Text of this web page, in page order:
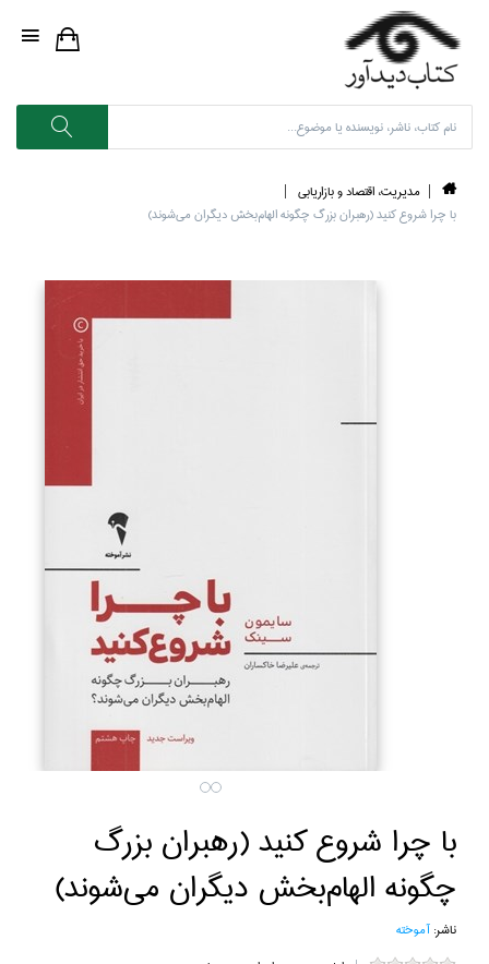
مديريت، اقتصاد و بازاريابي
با چرا شروع كنيد (رهبران بزرگ چگونه الهام‌بخش ديگران مي‌شوند)
با چرا شروع كنيد (رهبران بزرگ
چگونه الهام‌بخش ديگران مي‌شوند)
ناشر:آموخته